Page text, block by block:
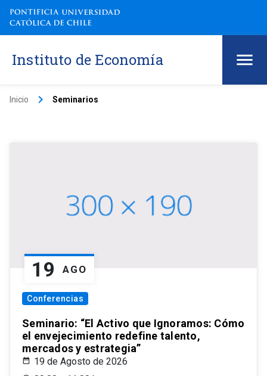
Instituto de Economía
Inicio keyboard_arrow_right Seminarios
19 AGO
Conferencias
Seminario: “El Activo que Ignoramos: Cómo
el envejecimiento redefine talento,
mercados y estrategia”
19 de Agosto de 2026